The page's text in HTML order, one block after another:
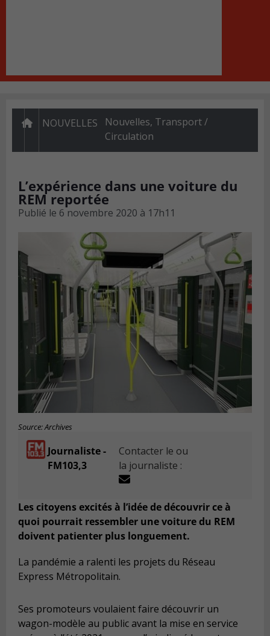
NOUVELLES Nouvelles, Transport /
Circulation
L’expérience dans une voiture du
REM reportée
Publié le 6 novembre 2020 à 17h11
Source: Archives
Journaliste -
FM103,3
Contacter le ou
la journaliste :
Les citoyens excités à l’idée de découvrir ce à
quoi pourrait ressembler une voiture du REM
doivent patienter plus longuement.
La pandémie a ralenti les projets du Réseau
Express Métropolitain.
Ses promoteurs voulaient faire découvrir un
wagon-modèle au public avant la mise en service